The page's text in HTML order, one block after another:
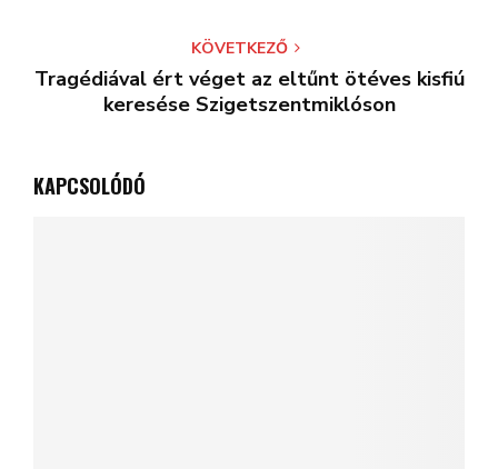
KÖVETKEZŐ
Tragédiával ért véget az eltűnt ötéves kisfiú
keresése Szigetszentmiklóson
KAPCSOLÓDÓ